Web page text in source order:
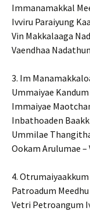
Immanamakkal
Ivviru Paraiyung
Vin Makkalaaga
Vaendhaa
3. Im
Ummaiyae
Immaiyae
Inbathoaden
Ummilae
Ookam Arulumae –
4.
Patroadum
Vetri Petroangum